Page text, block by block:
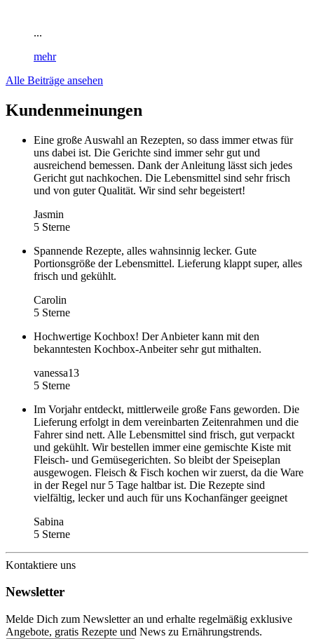
...
mehr
Alle Beiträge ansehen
Kundenmeinungen
Eine große Auswahl an Rezepten, so dass immer etwas für
uns dabei ist. Die Gerichte sind immer sehr gut und
ausreichend bemessen. Dank der Anleitung lässt sich jedes
Gericht gut nachkochen. Die Lebensmittel sind sehr frisch
und von guter Qualität. Wir sind sehr begeistert!
Jasmin
5 Sterne
Spannende Rezepte, alles wahnsinnig lecker. Gute
Portionsgröße der Lebensmittel. Lieferung klappt super, alles
frisch und gekühlt.
Carolin
5 Sterne
Hochwertige Kochbox! Der Anbieter kann mit den
bekanntesten Kochbox-Anbeiter sehr gut mithalten.
vanessa13
5 Sterne
Im Vorjahr entdeckt, mittlerweile große Fans geworden. Die
Lieferung erfolgt in dem vereinbarten Zeitenrahmen und die
Fahrer sind nett. Alle Lebensmittel sind frisch, gut verpackt
und gekühlt. Wir bestellen immer eine gemischte Kiste mit
Fleisch- und Gemüsegerichten. So bleibt der Speiseplan
ausgewogen. Fleisch & Fisch kochen wir zuerst, da die Ware
in der Regel nur 5 Tage haltbar ist. Die Rezepte sind
vielfältig, lecker und auch für uns Kochanfänger geeignet
Sabina
5 Sterne
Kontaktiere uns
Newsletter
Melde Dich zum Newsletter an und erhalte regelmäßig exklusive
Angebote, gratis Rezepte und News zu Ernährungstrends.